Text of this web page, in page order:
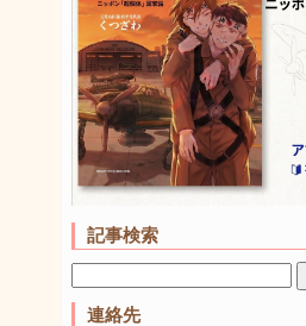
記事検索
連絡先